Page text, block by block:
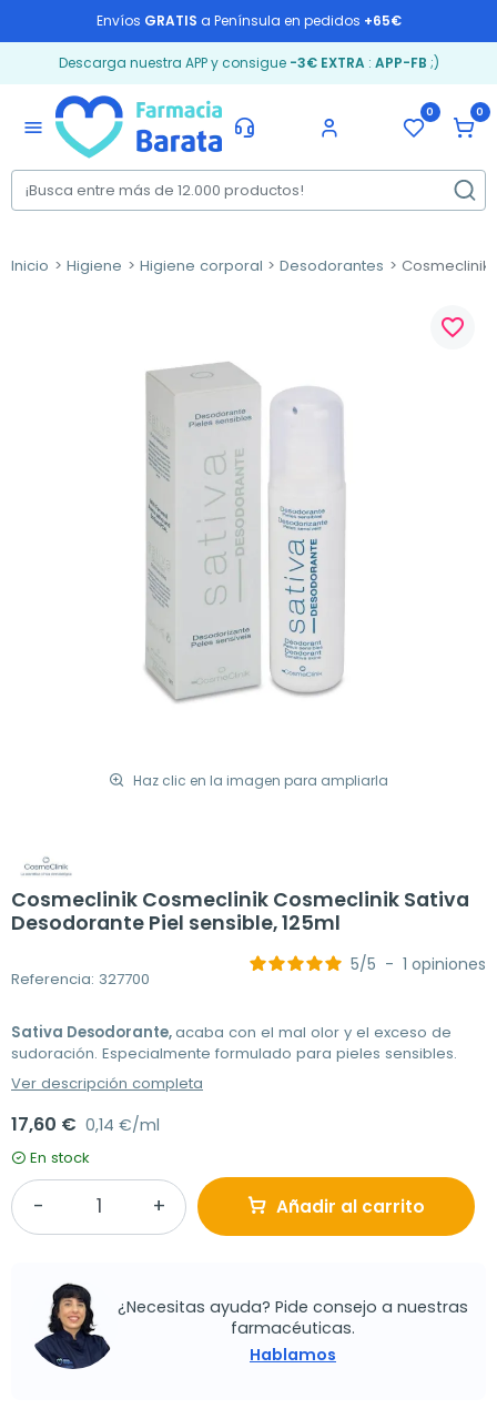
Envíos GRATIS a Península en pedidos +65€
Descarga nuestra APP y consigue -3€ EXTRA: APP-FB ;)
menu
0 0
Inicio Higiene Higiene corporal Desodorantes Cosmeclinik
Haz clic en la imagen para ampliarla
favorite_border
Cosmeclinik Cosmeclinik Cosmeclinik Sativa
Desodorante Piel sensible, 125ml
Referencia: 327700
5/5 - 1 opiniones
Sativa Desodorante,acaba con el mal olor y el exceso de
sudoración. Especialmente formulado para pieles sensibles.
Ver descripción completa
17,60 € 0,14 €/ml
En stock
Añadir al carrito
¿Necesitas ayuda? Pide consejo a nuestras
farmacéuticas.
Hablamos